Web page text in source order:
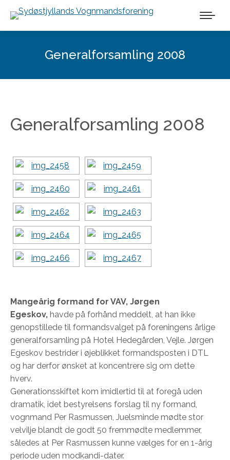
Generalforsamling 2008
Generalforsamling 2008
Mangeårig formand for VAV, Jørgen
Egeskov, havde på forhånd meddelt, at han ikke
genopstillede til formandsvalget på foreningens årlige
generalforsamling på Hotel Hedegården, Vejle. Jørgen
Egeskov bestrider i øjeblikket formandsposten i DTL
og har derfor ønsket at koncentrere sig om dette
hverv.
Generationsskiftet kom imidlertid til at foregå uden
dramatik, idet bestyrelsens forslag til ny formand,
vognmand Per Rasmussen, Juelsminde mødte stor
velvilje blandt de godt 50 fremmødte medlemmer,
således at Per Rasmussen kunne vælges for en 1-årig
periode uden modkandi-dater.